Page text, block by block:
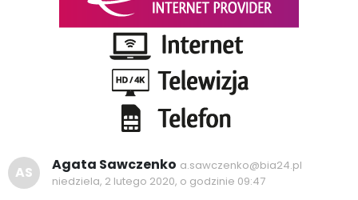
AS Agata Sawczenko a.sawczenko@bia24.pl
niedziela, 2 lutego 2020, o godzinie 09:47